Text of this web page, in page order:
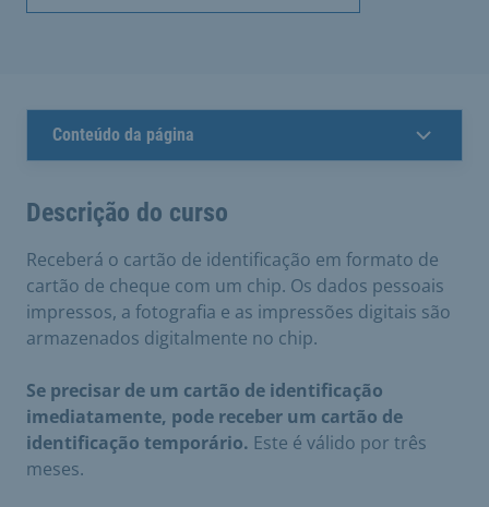
Conteúdo da página
Descrição do curso
Receberá o cartão de identificação em formato de
cartão de cheque com um chip. Os dados pessoais
impressos, a fotografia e as impressões digitais são
armazenados digitalmente no chip.
Se precisar de um cartão de identificação
imediatamente, pode receber um cartão de
identificação temporário. Este é válido por três
meses.